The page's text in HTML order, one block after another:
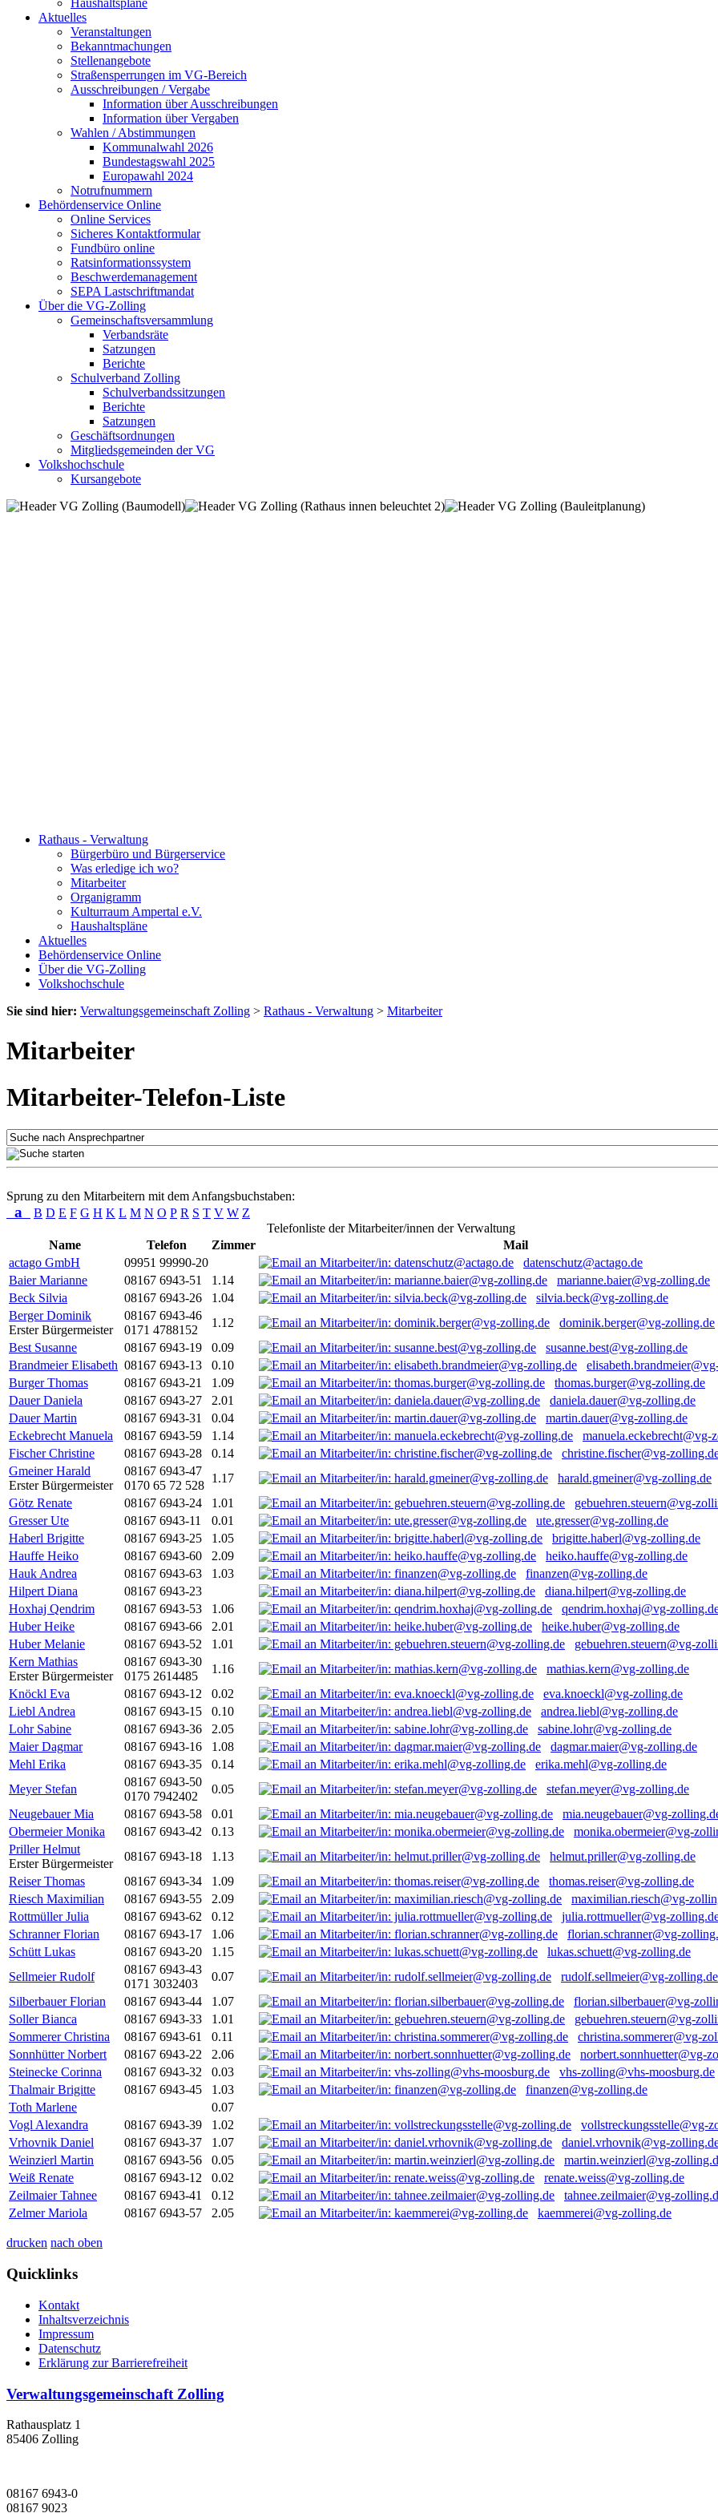
Haushaltspläne
Aktuelles
Veranstaltungen
Bekanntmachungen
Stellenangebote
Straßensperrungen im VG-Bereich
Ausschreibungen / Vergabe
Information über Ausschreibungen
Information über Vergaben
Wahlen / Abstimmungen
Kommunalwahl 2026
Bundestagswahl 2025
Europawahl 2024
Notrufnummern
Behördenservice Online
Online Services
Sicheres Kontaktformular
Fundbüro online
Ratsinformationssystem
Beschwerdemanagement
SEPA Lastschriftmandat
Über die VG-Zolling
Gemeinschaftsversammlung
Verbandsräte
Satzungen
Berichte
Schulverband Zolling
Schulverbandssitzungen
Berichte
Satzungen
Geschäftsordnungen
Mitgliedsgemeinden der VG
Volkshochschule
Kursangebote
Rathaus - Verwaltung
Bürgerbüro und Bürgerservice
Was erledige ich wo?
Mitarbeiter
Organigramm
Kulturraum Ampertal e.V.
Haushaltspläne
Aktuelles
Behördenservice Online
Über die VG-Zolling
Volkshochschule
Sie sind hier: Verwaltungsgemeinschaft Zolling > Rathaus - Verwaltung > Mitarbeiter
Mitarbeiter
Mitarbeiter-Telefon-Liste
Sprung zu den Mitarbeitern mit dem Anfangsbuchstaben:
a B D E F G H K L M N O P R S T V W Z
Telefonliste der Mitarbeiter/innen der Verwaltung
Name
Telefon Zimmer
Mail
actago GmbH
09951 99990-20
datenschutz@actago.de
Baier Marianne
08167 6943-51 1.14
marianne.baier@vg-zolling.de
Beck Silvia
08167 6943-26 1.04
silvia.beck@vg-zolling.de
Berger Dominik
Erster Bürgermeister
08167 6943-46
0171 4788152
1.12
dominik.berger@vg-zolling.de
Best Susanne
08167 6943-19 0.09
susanne.best@vg-zolling.de
Brandmeier Elisabeth 08167 6943-13 0.10
Burger Thomas
08167 6943-21 1.09
thomas.burger@vg-zolling.de
Dauer Daniela
08167 6943-27 2.01
daniela.dauer@vg-zolling.de
Dauer Martin
08167 6943-31 0.04
martin.dauer@vg-zolling.de
Eckebrecht Manuela
08167 6943-59 1.14
manuela.eckebrecht@vg-
Fischer Christine
08167 6943-28 0.14
christine.fischer@vg-
Gmeiner Harald
Erster Bürgermeister
08167 6943-47
0170 65 72 528
1.17
harald.gmeiner@vg-zolling.de
Götz Renate
08167 6943-24 1.01
gebuehren.steuern@vg-
Gresser Ute
08167 6943-11 0.01
ute.gresser@vg-zolling.de
Haberl Brigitte
08167 6943-25 1.05
brigitte.haberl@vg-zolling.de
Hauffe Heiko
08167 6943-60 2.09
heiko.hauffe@vg-zolling.de
Hauk Andrea
08167 6943-63 1.03
finanzen@vg-zolling.de
Hilpert Diana
08167 6943-23
diana.hilpert@vg-zolling.de
Hoxhaj Qendrim
08167 6943-53 1.06
qendrim.hoxhaj@vg-
Huber Heike
08167 6943-66 2.01
heike.huber@vg-zolling.de
Huber Melanie
08167 6943-52 1.01
gebuehren.steuern@vg-
Kern Mathias
Erster Bürgermeister
08167 6943-30
0175 2614485
1.16
mathias.kern@vg-zolling.de
Knöckl Eva
08167 6943-12 0.02
eva.knoeckl@vg-zolling.de
Liebl Andrea
08167 6943-15 0.10
andrea.liebl@vg-zolling.de
Lohr Sabine
08167 6943-36 2.05
sabine.lohr@vg-zolling.de
Maier Dagmar
08167 6943-16 1.08
dagmar.maier@vg-zolling.de
Mehl Erika
08167 6943-35 0.14
erika.mehl@vg-zolling.de
Meyer Stefan
08167 6943-50
0170 7942402
0.05
stefan.meyer@vg-zolling.de
Neugebauer Mia
08167 6943-58 0.01
mia.neugebauer@vg-
Obermeier Monika
08167 6943-42 0.13
monika.obermeier@vg-
Priller Helmut
Erster Bürgermeister
08167 6943-18 1.13
helmut.priller@vg-zolling.de
Reiser Thomas
08167 6943-34 1.09
thomas.reiser@vg-zolling.de
Riesch Maximilian
08167 6943-55 2.09
maximilian.riesch@vg-
Rottmüller Julia
08167 6943-62 0.12
julia.rottmueller@vg-
Schranner Florian
08167 6943-17 1.06
florian.schranner@vg-
Schütt Lukas
08167 6943-20 1.15
lukas.schuett@vg-zolling.de
Sellmeier Rudolf
08167 6943-43
0171 3032403
0.07
rudolf.sellmeier@vg-zolling.de
Silberbauer Florian
08167 6943-44 1.07
florian.silberbauer@vg-
Soller Bianca
08167 6943-33 1.01
gebuehren.steuern@vg-
Sommerer Christina
08167 6943-61 0.11
christina.sommerer@vg-
Sonnhütter Norbert
08167 6943-22 2.06
norbert.sonnhuetter@vg-
Steinecke Corinna
08167 6943-32 0.03
vhs-zolling@vhs-moosburg.de
Thalmair Brigitte
08167 6943-45 1.03
finanzen@vg-zolling.de
Toth Marlene
0.07
Vogl Alexandra
08167 6943-39 1.02
vollstreckungsstelle@vg-
Vrhovnik Daniel
08167 6943-37 1.07
daniel.vrhovnik@vg-
Weinzierl Martin
08167 6943-56 0.05
martin.weinzierl@vg-
Weiß Renate
08167 6943-12 0.02
renate.weiss@vg-zolling.de
Zeilmaier Tahnee
08167 6943-41 0.12
tahnee.zeilmaier@vg-
Zelmer Mariola
08167 6943-57 2.05 kaemmerei@vg-zolling.de
drucken nach oben
Quicklinks
Kontakt
Inhaltsverzeichnis
Impressum
Datenschutz
Erklärung zur Barrierefreiheit
Verwaltungsgemeinschaft Zolling
Rathausplatz 1
85406 Zolling
08167 6943-0
08167 9023